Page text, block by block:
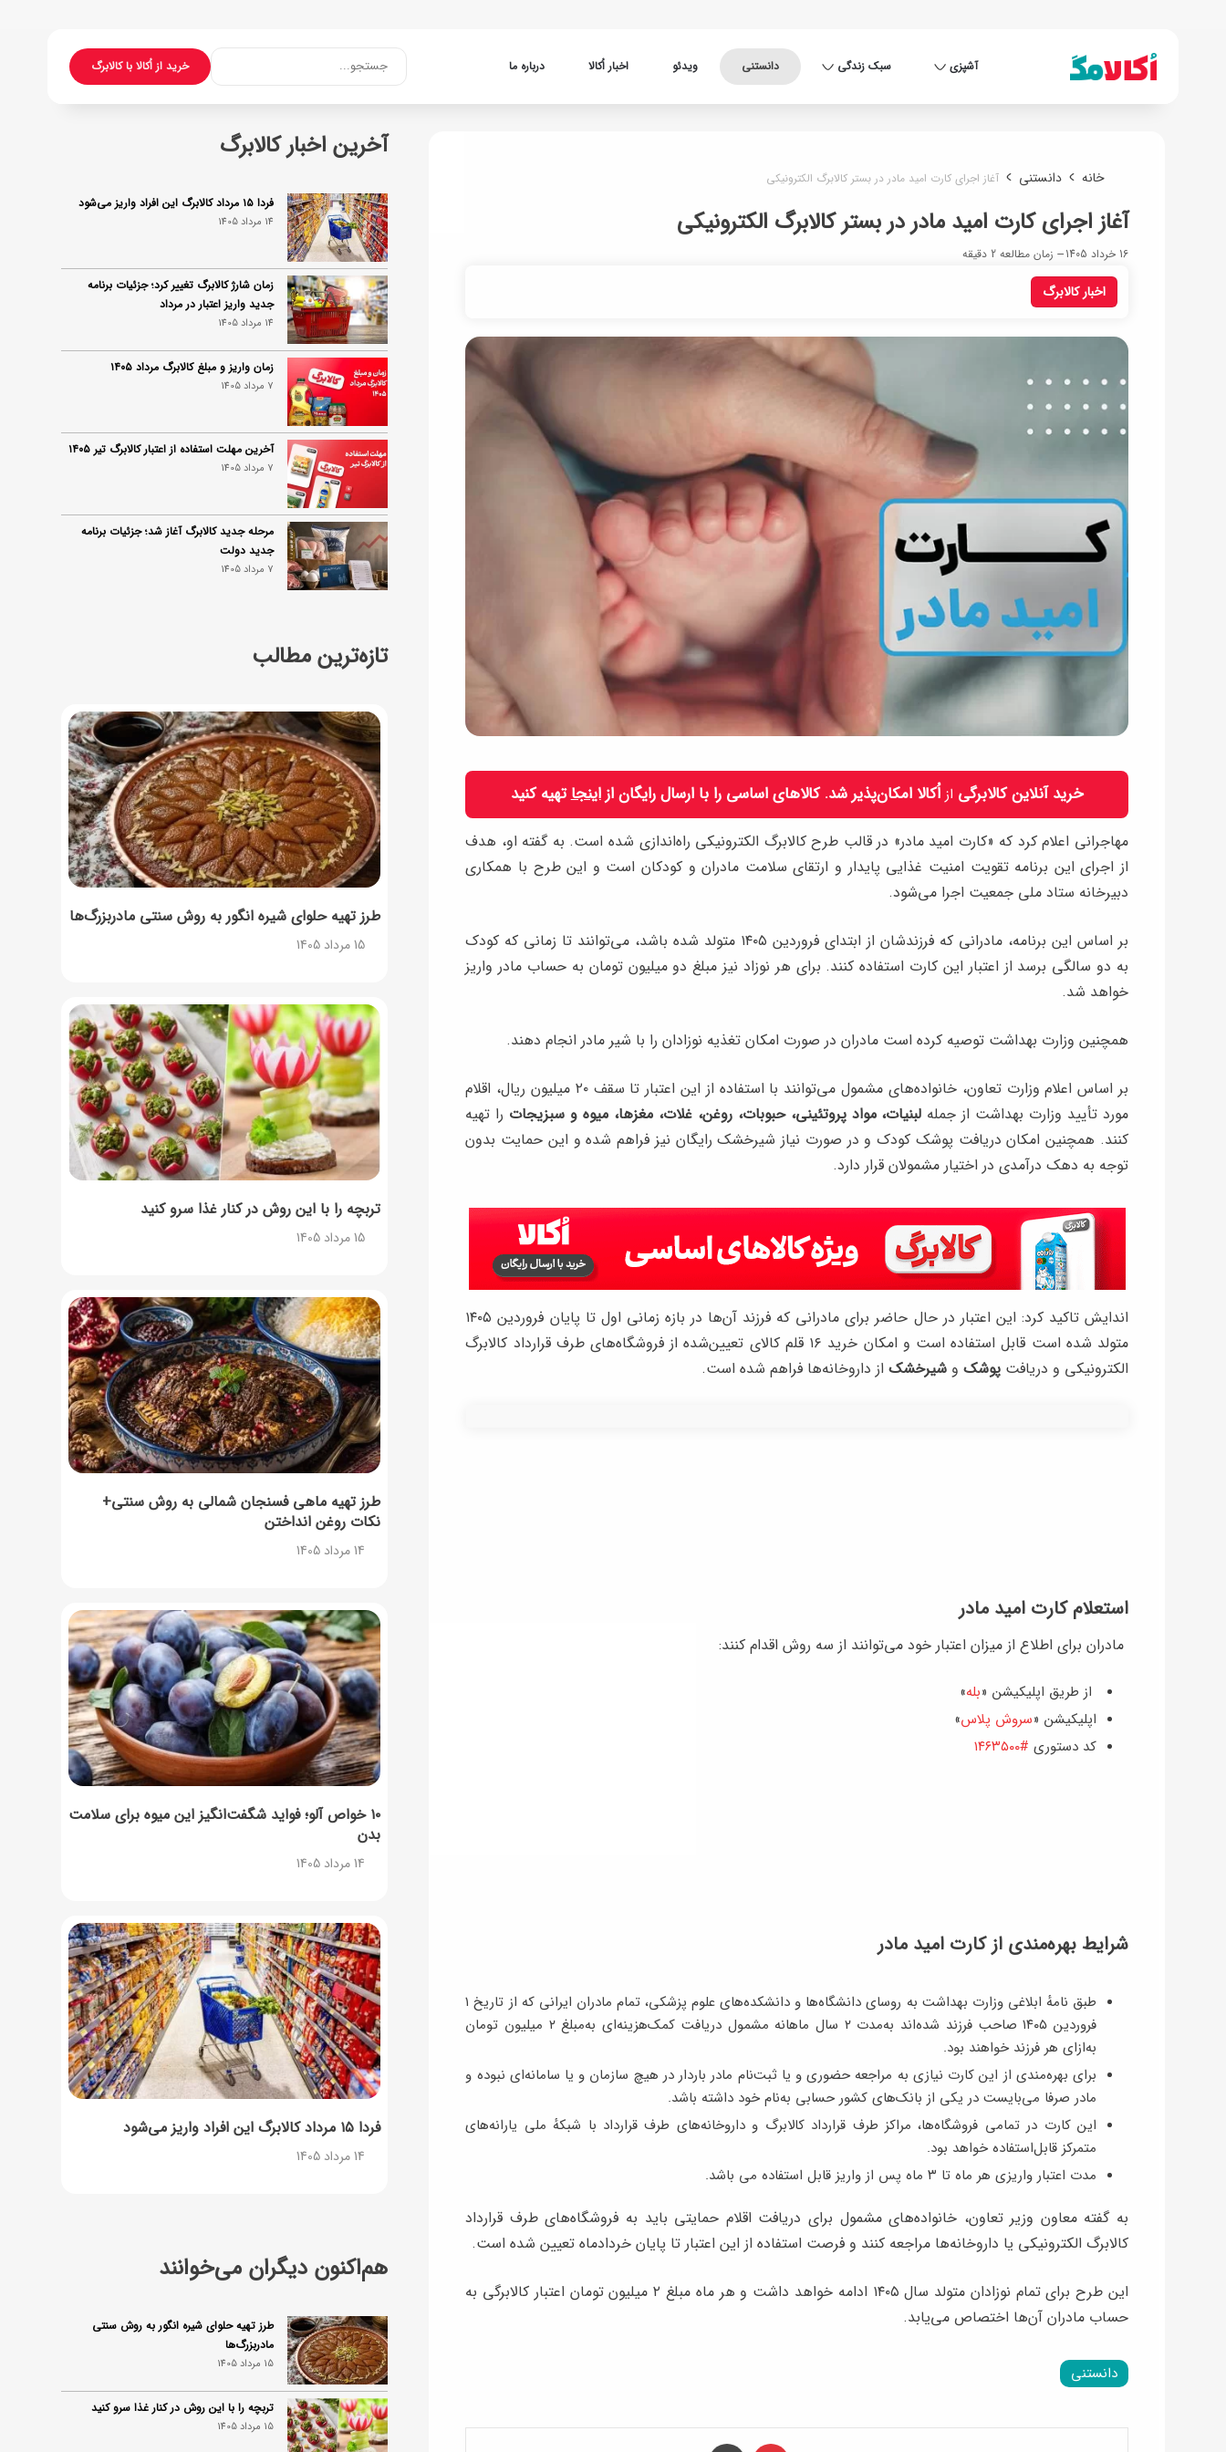
آشپزی سبک زندگی دانستنی ویدئو اخبار اُکالا درباره ما خرید از اُکالا با کالابرگجستجو...
خانه دانستنی آغاز اجرای کارت امید مادر در بستر کالابرگ الکترونیکی
اخبار کالابرگ
آغاز اجرای کارت امید مادر در بستر کالابرگ الکترونیکی
16 خرداد 1405 زمان مطالعه 2 دقیقه
خرید آنلاین کالابرگی ازاُکالا امکان‌پذیر شد. کالاهای اساسی را با ارسال رایگان ازاینجاتهیه کنید
مهاجرانی اعلام کرد که «کارت امید مادر» در قالب طرح کالابرگ الکترونیکی راه‌اندازی شده است. به گفته او، هدف
از اجرای این برنامه تقویت امنیت غذایی پایدار و ارتقای سلامت مادران و کودکان است و این طرح با همکاری
دبیرخانه ستاد ملی جمعیت اجرا می‌شود.
بر اساس این برنامه، مادرانی که فرزندشان از ابتدای فروردین ۱۴۰۵ متولد شده باشد، می‌توانند تا زمانی که کودک
به دو سالگی برسد از اعتبار این کارت استفاده کنند. برای هر نوزاد نیز مبلغ دو میلیون تومان به حساب مادر واریز
خواهد شد.
همچنین وزارت بهداشت توصیه کرده است مادران در صورت امکان تغذیه نوزادان را با شیر مادر انجام دهند.
بر اساس اعلام وزارت تعاون، خانواده‌های مشمول می‌توانند با استفاده از این اعتبار تا سقف ۲۰ میلیون ریال، اقلام
مورد تأیید وزارت بهداشت از جمله لبنیات، مواد پروتئینی، حبوبات، روغن، غلات، مغزها، میوه و سبزیجات را تهیه
کنند. همچنین امکان دریافت پوشک کودک و در صورت نیاز شیرخشک رایگان نیز فراهم شده و این حمایت بدون
توجه به دهک درآمدی در اختیار مشمولان قرار دارد.
اندایش تاکید کرد: این اعتبار در حال حاضر برای مادرانی که فرزند آن‌ها در بازه زمانی اول تا پایان فروردین ۱۴۰۵
متولد شده است قابل استفاده است و امکان خرید ۱۶ قلم کالای تعیین‌شده از فروشگاه‌های طرف قرارداد کالابرگ
الکترونیکی و دریافت پوشک و شیرخشک از داروخانه‌ها فراهم شده است.
استعلام کارت امید مادر
مادران برای اطلاع از میزان اعتبار خود می‌توانند از سه روش اقدام کنند:
از طریق اپلیکیشن‌ «بله»
اپلیکیشن «سروش پلاس»
کد دستوری #۱۴۶۳۵۰۰
شرایط بهر‌ه‌مندی از کارت امید مادر
طبق نامهٔ ابلاغی وزارت بهداشت به روسای دانشگاه‌ها و دانشکده‌های علوم پزشکی، تمام مادران ایرانی که از تاریخ ۱
فروردین ۱۴۰۵ صاحب فرزند شده‌اند به‌مدت ۲ سال ماهانه مشمول دریافت کمک‌هزینه‌ای به‌مبلغ ۲ میلیون تومان
به‌ازای هر فرزند خواهند بود.
برای بهره‌‌مندی از این کارت نیازی به مراجعه حضوری و یا ثبت‌نام مادر باردار در هیچ سازمان و یا سامانه‌ای نبوده و
مادر صرفا می‌بایست در یکی از بانک‌های کشور حسابی به‌نام خود داشته باشد.
این کارت در تمامی فروشگاه‌ها، مراکز طرف قرارداد کالا‌برگ و داروخانه‌‌های طرف قرارداد با شبکهٔ ملی یارانه‌های
متمرکز قابل‌استفاده خواهد بود.
مدت اعتبار واریزی هر ماه تا ۳ ماه پس از واریز قابل استفاده می باشد.
به گفته معاون وزیر تعاون، خانواده‌های مشمول برای دریافت اقلام حمایتی باید به فروشگاه‌های طرف قرارداد
کالابرگ الکترونیکی یا داروخانه‌ها مراجعه کنند و فرصت استفاده از این اعتبار تا پایان خردادماه تعیین شده است.
این طرح برای تمام نوزادان متولد سال ۱۴۰۵ ادامه خواهد داشت و هر ماه مبلغ ۲ میلیون تومان اعتبار کالابرگی به
حساب مادران آن‌ها اختصاص می‌یابد.
دانستنی
آخرین اخبار کالابرگ
فردا ۱۵ مرداد کالابرگ این افراد واریز می‌شود
14 مرداد 1405
زمان شارژ کالابرگ تغییر کرد؛ جزئیات برنامه
جدید واریز اعتبار در مرداد
14 مرداد 1405
زمان واریز و مبلغ کالابرگ مرداد ۱۴۰۵
7 مرداد 1405
آخرین مهلت استفاده از اعتبار کالابرگ تیر ۱۴۰۵
7 مرداد 1405
مرحله جدید کالابرگ آغاز شد؛ جزئیات برنامه
جدید دولت
7 مرداد 1405
تازه‌ترین مطالب
طرز تهیه حلوای شیره انگور به روش سنتی مادربزرگ‌ها
15 مرداد 1405
تربچه را با این روش در کنار غذا سرو کنید
15 مرداد 1405
طرز تهیه ماهی فسنجان شمالی به روش سنتی+
نکات روغن انداختن
14 مرداد 1405
۱۰ خواص آلو؛ فواید شگفت‌انگیز این میوه برای سلامت
بدن
14 مرداد 1405
فردا ۱۵ مرداد کالابرگ این افراد واریز می‌شود
14 مرداد 1405
هم‌اکنون دیگران می‌خوانند
طرز تهیه حلوای شیره انگور به روش سنتی
مادربزرگ‌ها
15 مرداد 1405
تربچه را با این روش در کنار غذا سرو کنید
15 مرداد 1405